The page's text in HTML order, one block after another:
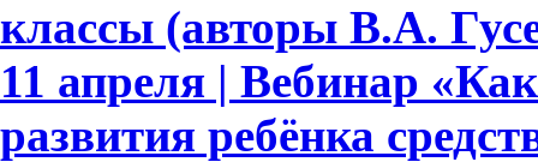
классы (авторы В.А.
11 апреля | Вебинар
развития ребёнка